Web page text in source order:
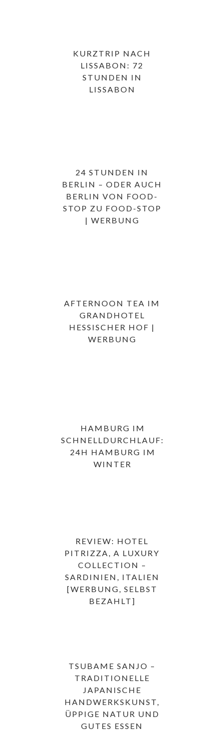
KURZTRIP NACH
LISSABON: 72
STUNDEN IN
LISSABON
24 STUNDEN IN
BERLIN – ODER AUCH
BERLIN VON FOOD-
STOP ZU FOOD-STOP
| WERBUNG
AFTERNOON TEA IM
GRANDHOTEL
HESSISCHER HOF |
WERBUNG
HAMBURG IM
SCHNELLDURCHLAUF:
24H HAMBURG IM
WINTER
REVIEW: HOTEL
PITRIZZA, A LUXURY
COLLECTION –
SARDINIEN, ITALIEN
[WERBUNG, SELBST
BEZAHLT]
TSUBAME SANJO –
TRADITIONELLE
JAPANISCHE
HANDWERKSKUNST,
ÜPPIGE NATUR UND
GUTES ESSEN